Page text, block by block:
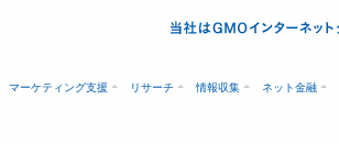
マーケティング支援 リサーチ 情報収集 ネット金融